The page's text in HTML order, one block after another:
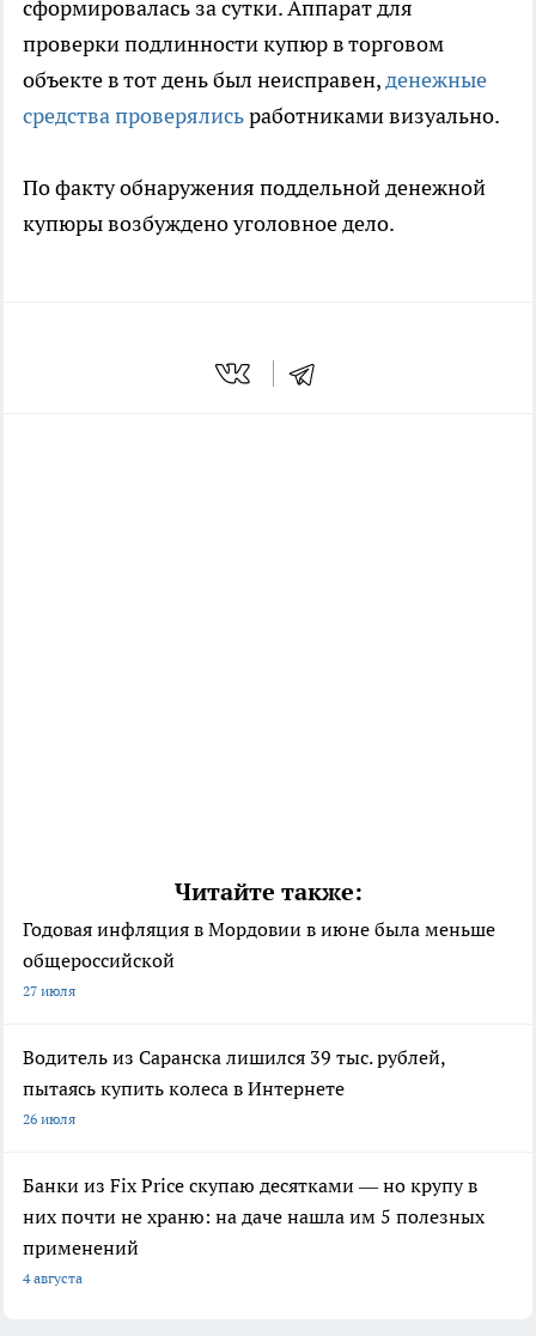
сформировалась за сутки. Аппарат для
проверки подлинности купюр в торговом
объекте в тот день был неисправен,денежные
средства проверялисьработниками визуально.
По факту обнаружения поддельной денежной
купюры возбуждено уголовное дело.
Читайте также:
Годовая инфляция в Мордовии в июне была меньше
общероссийской
27 июля
Водитель из Саранска лишился 39 тыс. рублей,
пытаясь купить колеса в Интернете
26 июля
Банки из Fix Price скупаю десятками — но крупу в
них почти не храню: на даче нашла им 5 полезных
применений
4 августа